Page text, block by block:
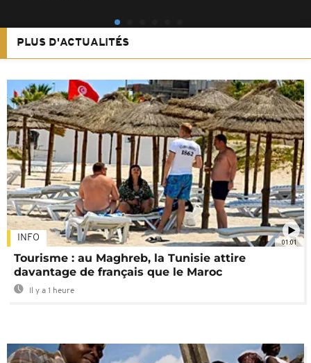
PLUS D'ACTUALITÉS
01:01
INFO
Tourisme : au Maghreb, la Tunisie attire
davantage de français que le Maroc
Il y a 1 heure